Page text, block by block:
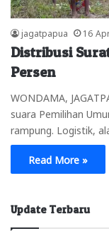
jagatpapua 16
Distribusi
Persen
WONDAMA,
suara Pemilihan
rampung. Logistik,
Read More »
Update Terbaru